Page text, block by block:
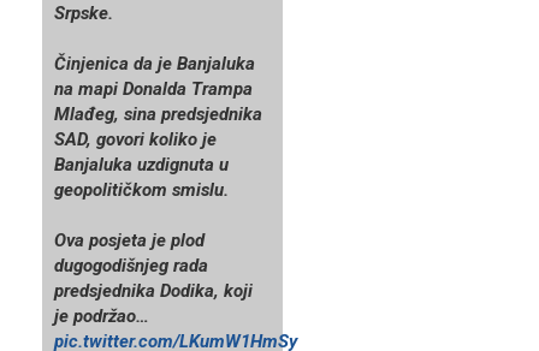
Srpske.
Činjenica da je Banjaluka
na mapi Donalda Trampa
Mlađeg, sina predsjednika
SAD, govori koliko je
Banjaluka uzdignuta u
geopolitičkom smislu.
Ova posjeta je plod
dugogodišnjeg rada
predsjednika Dodika, koji
je podržao…
pic.twitter.com/LKumW1HmSy